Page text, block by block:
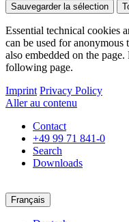
Sauvegarder la sélection
Essential technical cookies
can be used for
also embedded on the
following page.
Imprint Privacy Policy
Aller au contenu
Contact
+49 99 71 841-0
Search
Downloads
Français